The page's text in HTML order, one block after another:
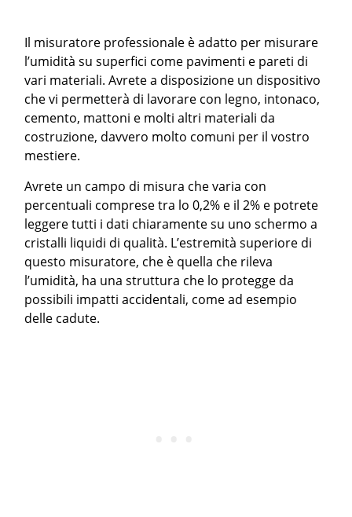
Il misuratore professionale è adatto per misurare
l’umidità su superfici come pavimenti e pareti di
vari materiali. Avrete a disposizione un dispositivo
che vi permetterà di lavorare con legno, intonaco,
cemento, mattoni e molti altri materiali da
costruzione, davvero molto comuni per il vostro
mestiere.
Avrete un campo di misura che varia con
percentuali comprese tra lo 0,2% e il 2% e potrete
leggere tutti i dati chiaramente su uno schermo a
cristalli liquidi di qualità. L’estremità superiore di
questo misuratore, che è quella che rileva
l’umidità, ha una struttura che lo protegge da
possibili impatti accidentali, come ad esempio
delle cadute.